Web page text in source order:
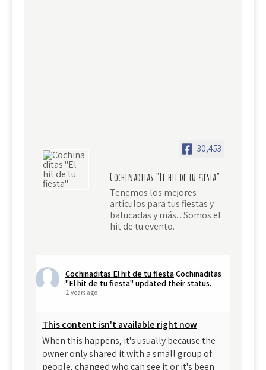
30,453
Cochinaditas "El hit de tu fiesta"
Tenemos los mejores
artículos para tus fiestas y
batucadas y más... Somos el
hit de tu evento.
Cochinaditas El hit de tu fiestaCochinaditas
"El hit de tu fiesta" updated their status.
2 years ago
This content isn't available right now
When this happens, it's usually because the
owner only shared it with a small group of
people, changed who can see it or it's been